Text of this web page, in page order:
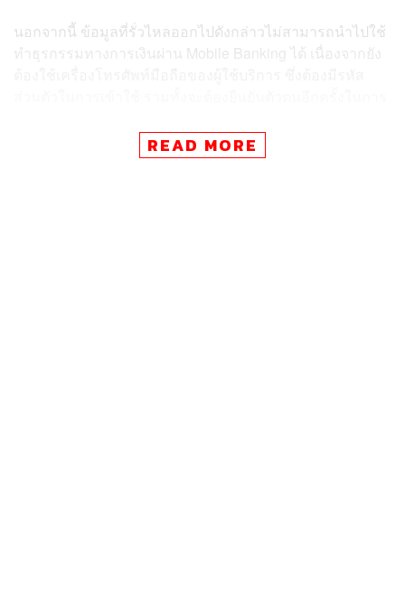
นอกจากนี้ ข้อมูลที่รั่วไหลออกไปดังกล่าวไม่สามารถนำไปใช้
ทำธุรกรรมทางการเงินผ่าน Mobile Banking ได้ เนื่องจากยัง
ทั้งนี้ สถาบันการเงิน (สง.) มีระบบป้องกันข้อมูลของลูกค้า
READ MORE